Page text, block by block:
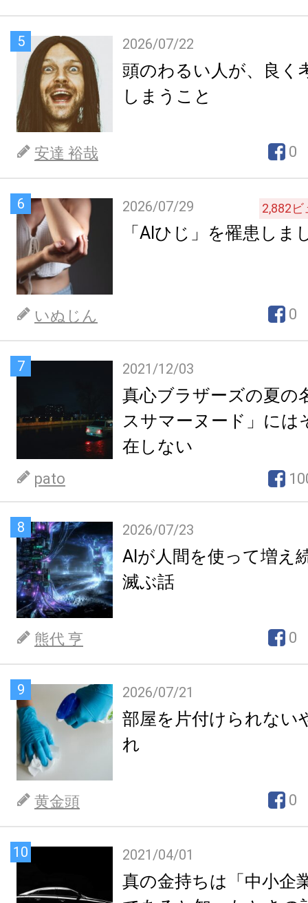
5 2026/07/22
頭のわるい人が、良く
しまうこと
安達 裕哉 0
6 2026/07/29 2,882ビ
「AIひじ」を罹患しま
いぬじん 0
7 2021/12/03
真心ブラザーズの夏の
スサマーヌード」には
在しない
pato
8 2026/07/23
AIが人間を使って増え
滅ぶ話
熊代 亨 0
9 2026/07/21
部屋を片付けられない
れ
黄金頭 0
10 2021/04/01
真の金持ちは「中小企